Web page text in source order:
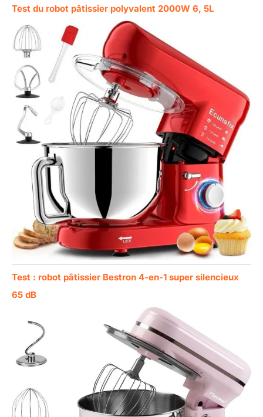
Test du robot pâtissier polyvalent 2000W 6, 5L
Test : robot pâtissier Bestron 4-en-1 super silencieux
65 dB